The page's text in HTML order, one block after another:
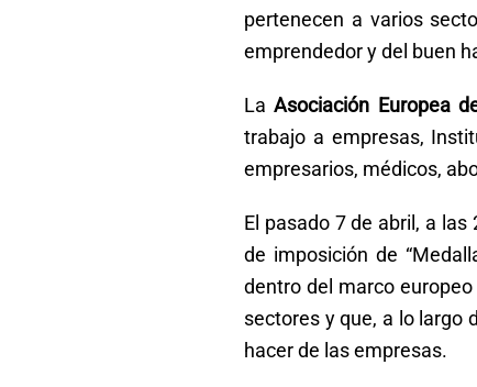
pertenecen a varios
emprendedor y del buen
LaAsociación Europea
trabajo a empresas,
empresarios, médicos,
El pasado 7 de abril, a
de imposición de
dentro del marco
sectores y que, a lo largo
hacer de las empresas.